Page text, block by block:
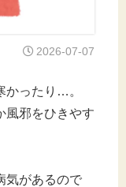
2026-07-07
かったり…。
風邪をひきやす
気があるので